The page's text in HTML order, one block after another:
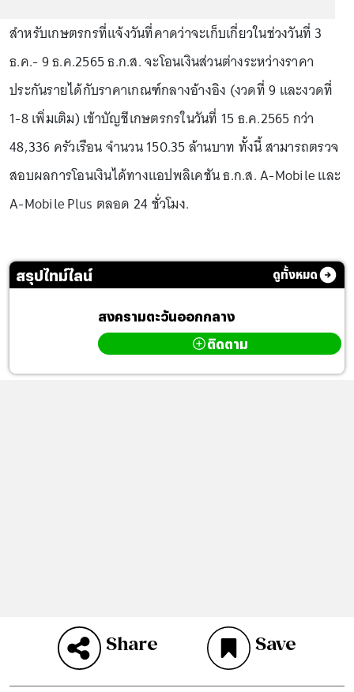
สำหรับเกษตรกรที่แจ้งวันที่คาดว่าจะเก็บเกี่ยวในช่วงวันที่ 3
ธ.ค.- 9 ธ.ค.2565 ธ.ก.ส. จะโอนเงินส่วนต่างระหว่างราคา
ประกันรายได้กับราคาเกณฑ์กลางอ้างอิง (งวดที่ 9 และงวดที่
1-8 เพิ่มเติม) เข้าบัญชีเกษตรกรในวันที่ 15 ธ.ค.2565 กว่า
48,336 ครัวเรือน จำนวน 150.35 ล้านบาท ทั้งนี้ สามารถตรวจ
สอบผลการโอนเงินได้ทางแอปพลิเคชัน ธ.ก.ส. A-Mobile และ
A-Mobile Plus ตลอด 24 ชั่วโมง.
สรุปไทม์ไลน์ ดูทั้งหมด
สงครามตะวันออกกลาง
ติดตาม
Share Save